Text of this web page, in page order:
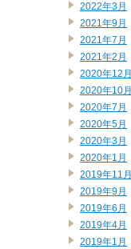
2022年3月
2021年9月
2021年7月
2021年2月
2020年12月
2020年10月
2020年7月
2020年5月
2020年3月
2020年1月
2019年11月
2019年9月
2019年6月
2019年4月
2019年1月